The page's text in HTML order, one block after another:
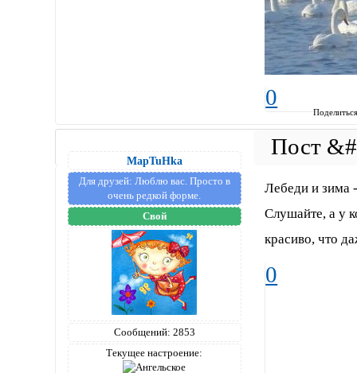
0
MapTuHka
Для друзей: Люблю вас. Просто в
очень редкой форме.
Свой
Сообщений: 2853
Текущее настроение:
Лебеди и зима
Слушайте, а у
красиво, что
0